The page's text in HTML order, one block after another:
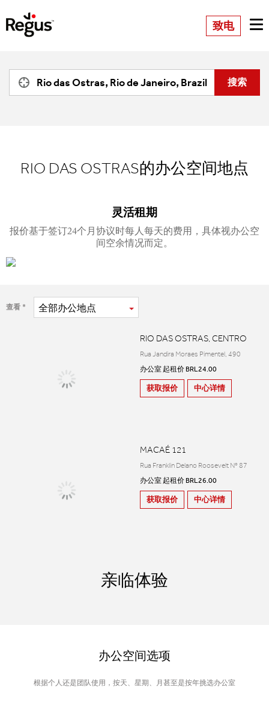
致电
RIO DAS OSTRAS的办公空间地点
灵活租期
报价基于签订24个月协议时每人每天的费用，具体视办公空
间空余情况而定。
查看 全部办公地点
RIO DAS OSTRAS, CENTRO
Rua Jandira Moraes Pimentel, 490
办公室 起租价 BRL24.00
获取报价 中心详情
MACAÉ 121
Rua Franklin Delano Roosevelt Nº 87
办公室 起租价 BRL26.00
获取报价 中心详情
亲临体验
办公空间选项
根据个人还是团队使用，按天、星期、月甚至是按年挑选办公室